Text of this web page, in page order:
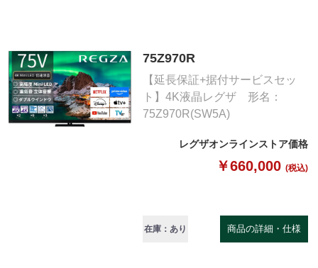
75Z970R
【延長保証+据付サービスセッ
ト】4K液晶レグザ 形名：
75Z970R(SW5A)
レグザオンラインストア価格
￥660,000 (税込)
在庫：あり 商品の詳細・仕様